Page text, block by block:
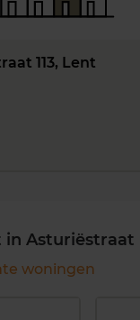
113, Lent
in Asturiëstraat
woningen